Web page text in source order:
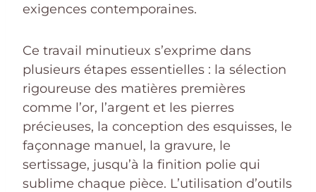
exigences contemporaines.
Ce travail minutieux s’exprime dans
plusieurs étapes essentielles : la sélection
rigoureuse des matières premières
comme l’or, l’argent et les pierres
précieuses, la conception des esquisses, le
façonnage manuel, la gravure, le
sertissage, jusqu’à la finition polie qui
sublime chaque pièce. L’utilisation d’outils